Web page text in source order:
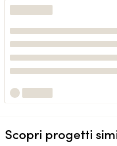
Scopri progetti